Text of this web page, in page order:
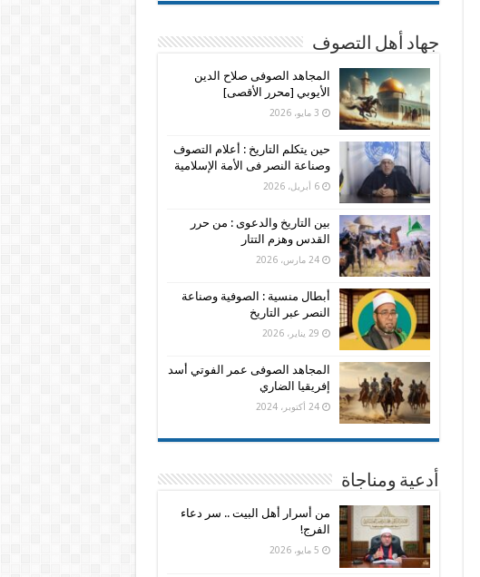
جهاد أهل التصوف
المجاهد الصوفى صلاح الدين
الأيوبي [محرر الأقصى]
3 مايو، 2026
حين يتكلم التاريخ : أعلام التصوف
وصناعة النصر فى الأمة الإسلامية
6 أبريل، 2026
بين التاريخ والدعوى : من حرر
القدس وهزم التتار
24 مارس، 2026
أبطال منسية : الصوفية وصناعة
النصر عبر التاريخ
29 يناير، 2026
المجاهد الصوفى عمر الفوتي أسد
إفريقيا الضاري
24 أكتوبر، 2024
أدعية ومناجاة
من أسرار أهل البيت .. سر دعاء
الفرج!
5 مايو، 2026